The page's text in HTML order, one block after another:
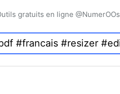
gratuits en ligne @NumerOOs